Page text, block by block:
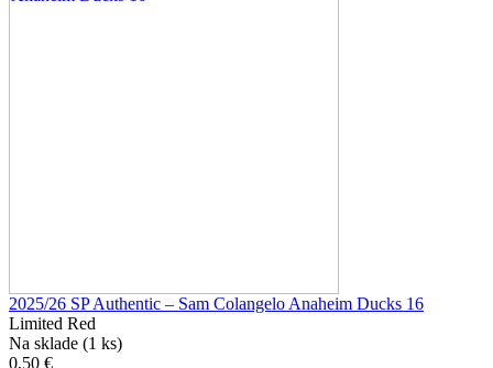
2025/26 SP Authentic – Sam Colangelo Anaheim Ducks 16
Limited Red
Na sklade (1 ks)
0,50 €